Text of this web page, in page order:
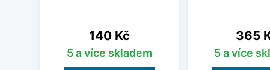
Cena
140 Kč
5 a více skladem
Cena
365
5 a více